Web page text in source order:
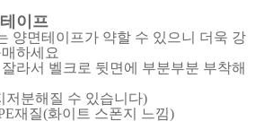
이프
양면테이프가 약할 수 있으니 더욱 강
하세요
라서 벨크로 뒷면에 부분부분 부착해
저분해질 수 있습니다)
재질(화이트 스폰지 느낌)